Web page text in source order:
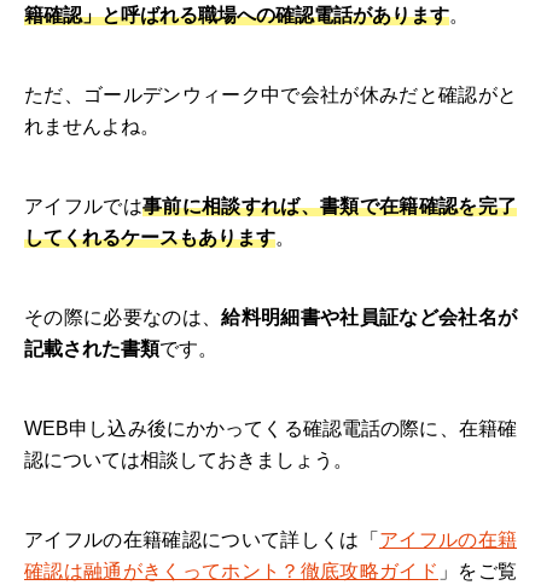
籍確認」と呼ばれる職場への確認電話があります。
ただ、ゴールデンウィーク中で会社が休みだと確認がと
れませんよね。
アイフルでは事前に相談すれば、書類で在籍確認を完了
してくれるケースもあります。
その際に必要なのは、給料明細書や社員証など会社名が
記載された書類です。
WEB申し込み後にかかってくる確認電話の際に、在籍確
認については相談しておきましょう。
アイフルの在籍確認について詳しくは「 アイフルの在籍
確認は融通がきくってホント？徹底攻略ガイド 」をご覧